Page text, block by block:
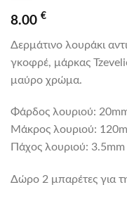
8.00 €
Δερμάτινο λουράκι
γκοφρέ, μάρκας
μαύρο χρώμα.
Φάρδος λουριού:
Mάκρος λουριού:
Πάχος λουριού: 3.5mm
Δώρο 2 μπαρέτες για